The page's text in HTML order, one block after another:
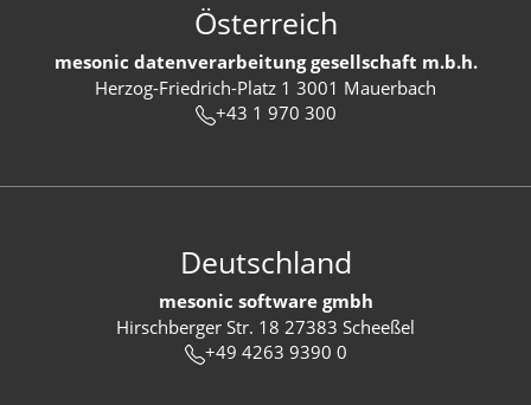
Österreich
mesonic datenverarbeitung gesellschaft m.b.h.
Herzog-Friedrich-Platz 1 3001 Mauerbach
+43 1 970 300
Deutschland
mesonic software gmbh
Hirschberger Str. 18 27383 Scheeßel
+49 4263 9390 0